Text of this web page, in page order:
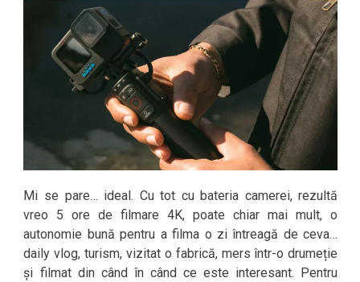
Mi se pare… ideal. Cu tot cu bateria camerei, rezultă
vreo 5 ore de filmare 4K, poate chiar mai mult, o
autonomie bună pentru a filma o zi întreagă de ceva…
daily vlog, turism, vizitat o fabrică, mers într-o drumeție
și filmat din când în când ce este interesant. Pentru